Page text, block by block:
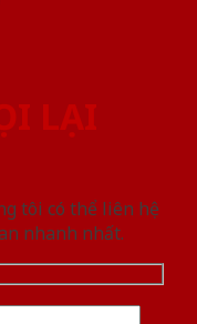
LẠI
tôi có thể liên hệ
nhanh nhất.